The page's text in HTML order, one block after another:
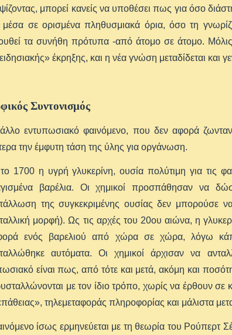
μπορεί κανείς να υποθέσει πως για όσο
μέσα σε ορισμένα πληθυσμιακά όρια, όσο τη
τα συνήθη πρότυπα -από άτομο σε άτομο. Μόλις
έκρηξης, και η νέα γνώση μεταδίδεται και
Συντονισμός
εντυπωσιακό φαινόμενο, που δεν αφορά
την έμφυτη τάση της ύλης για οργάνωση.
1700 η υγρή γλυκερίνη, ουσία πολύτιμη για τις
βαρέλια. Οι χημικοί προσπάθησαν να
της συγκεκριμένης ουσίας δεν μπορούσε να
μορφή). Ως τις αρχές του 20ου αιώνα, η
ενός βαρελιού από χώρα σε χώρα, λόγω
αυτόματα. Οι χημικοί άρχισαν να
είναι πως, από τότε και μετά, ακόμη και
με τον ίδιο τρόπο, χωρίς να έρθουν σε
τηλεμεταφοράς πληροφορίας και μάλιστα
ίσως ερμηνεύεται με τη θεωρία του Ρούπερτ